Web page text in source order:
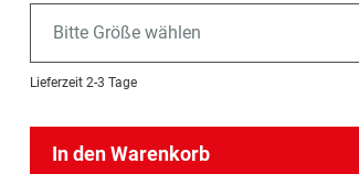
Bitte Größe wählen
Lieferzeit 2-3 Tage
In den Warenkorb